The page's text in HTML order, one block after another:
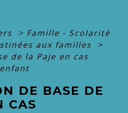
> Famille - Scolarité
aux familles
>
de la Paje en cas
DE BASE DE
CAS